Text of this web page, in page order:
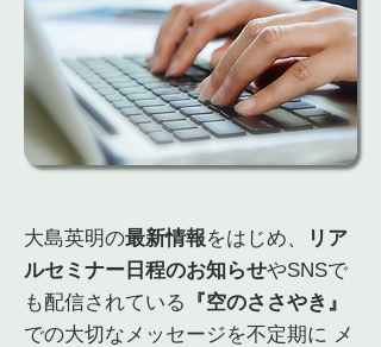
大島英明の最新情報をはじめ、
リア
ルセミナー日程のお知らせやSNSで
も配信されている
『空のささやき』
での大切なメッセージを不定期に メ